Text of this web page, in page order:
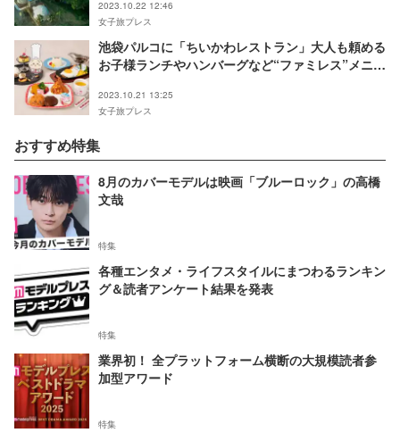
2023.10.22 12:46
女子旅プレス
池袋パルコに「ちいかわレストラン」大人も頼める
お子様ランチやハンバーグなど“ファミレス”メニュ
2023.10.21 13:25
女子旅プレス
おすすめ特集
8月のカバーモデルは映画「ブルーロック」の高橋
文哉
特集
各種エンタメ・ライフスタイルにまつわるランキン
グ＆読者アンケート結果を発表
特集
業界初！ 全プラットフォーム横断の大規模読者参
加型アワード
特集